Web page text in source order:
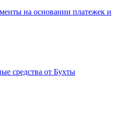
на основании платежек и
средства от Бухты